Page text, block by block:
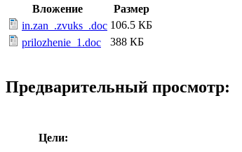
Вложение
Размер
in.zan_.zvuks_.doc 106.5 КБ
prilozhenie_1.doc
388 КБ
Предварительный просмотр:
Цели: